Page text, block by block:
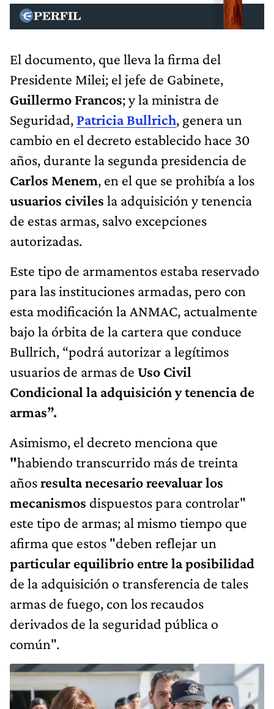
El documento, que lleva la firma del
Presidente Milei; el jefe de Gabinete,
Guillermo Francos; y la ministra de
Seguridad, Patricia Bullrich, genera un
cambio en el decreto establecido hace 30
años, durante la segunda presidencia de
Carlos Menem, en el que se prohibía a los
usuarios civiles la adquisición y tenencia
de estas armas, salvo excepciones
autorizadas.
Este tipo de armamentos estaba reservado
para las instituciones armadas, pero con
esta modificación la ANMAC, actualmente
bajo la órbita de la cartera que conduce
Bullrich, “podrá autorizar a legítimos
usuarios de armas de Uso Civil
Condicional la adquisición y tenencia de
armas”.
Asimismo, el decreto menciona que
"habiendo transcurrido más de treinta
añosresulta necesario reevaluar los
mecanismos dispuestos para controlar"
este tipo de armas; al mismo tiempo que
afirma que estos "deben reflejar un
particular equilibrio entre la posibilidad
de la adquisición o transferencia de tales
armas de fuego, con los recaudos
derivados de la seguridad pública o
común".